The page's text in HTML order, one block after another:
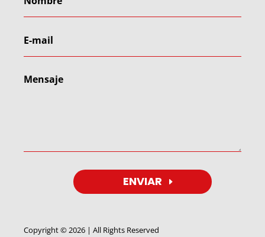
ENVIAR
Copyright © 2026 | All Rights Reserved